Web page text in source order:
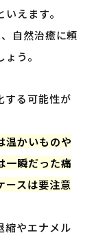
いえます。
自然治癒に頼
う。
する可能性が
温かいものや
一瞬だった痛
ースは要注意
縮やエナメル